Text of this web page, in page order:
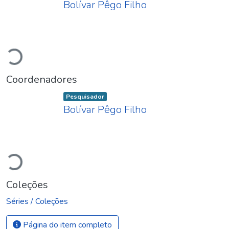
Carregando...
Bolívar Pêgo Filho
Coordenadores
Carregando...
Item type:
Pesquisador ,
Bolívar Pêgo Filho
Coleções
Séries / Coleções
Página do item completo